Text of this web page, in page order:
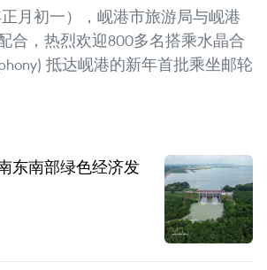
月初一），岘港市旅游局与岘港
合，热烈欢迎800多名搭乘水晶合
抵达岘港的新年首批乘坐邮轮
东南部绿色经济发